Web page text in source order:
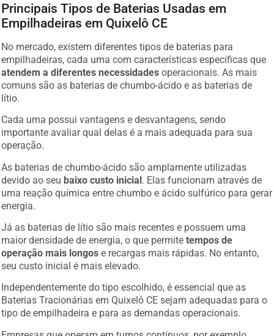
Principais Tipos de Baterias Usadas em
Empilhadeiras em Quixelô CE
No mercado, existem diferentes tipos de baterias para
empilhadeiras, cada uma com características específicas que
atendem a diferentes necessidades operacionais. As mais
comuns são as baterias de chumbo-ácido e as baterias de
lítio.
Cada uma possui vantagens e desvantagens, sendo
importante avaliar qual delas é a mais adequada para sua
operação.
As baterias de chumbo-ácido são amplamente utilizadas
devido ao seu baixo custo inicial. Elas funcionam através de
uma reação química entre chumbo e ácido sulfúrico para gerar
energia.
Já as baterias de lítio são mais recentes e possuem uma
maior densidade de energia, o que permitetempos de
operação mais longos e recargas mais rápidas. No entanto,
seu custo inicial é mais elevado.
Independentemente do tipo escolhido, é essencial que as
Baterias Tracionárias em Quixelô CE sejam adequadas para o
tipo de empilhadeira e para as demandas operacionais.